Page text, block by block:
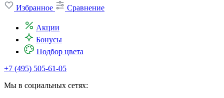
Избранное
Сравнение
Акции
Бонусы
Подбор цвета
+7 (495) 505-61-05
Мы в социальных сетях: